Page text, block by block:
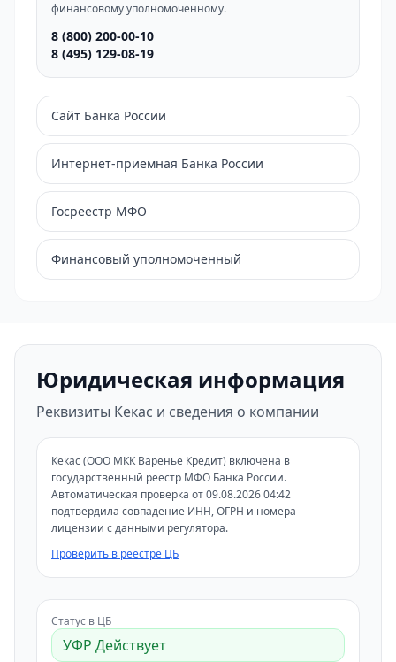
финансовому уполномоченному.
8 (800) 200-00-10
8 (495) 129-08-19
Сайт Банка России
Интернет-приемная Банка России
Госреестр МФО
Финансовый уполномоченный
Юридическая информация
Реквизиты Кекас и сведения о компании
Кекас (ООО МКК Варенье Кредит) включена в
государственный реестр МФО Банка России.
Автоматическая проверка от 09.08.2026 04:42
подтвердила совпадение ИНН, ОГРН и номера
лицензии с данными регулятора.
Проверить в реестре ЦБ
Статус в ЦБ
УФР Действует